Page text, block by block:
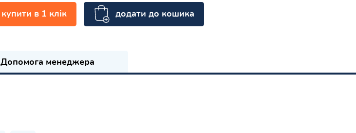
купити в 1 клік додати до кошика
Допомога менеджера